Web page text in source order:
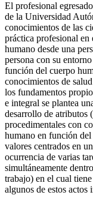
El profesional
de la Universidad
conocimientos de las
práctica profesional
humano desde una
persona con su
función del cuerpo
conocimientos de
los fundamentos
e integral se plantea
desarrollo de atributos
procedimentales con
humano en función
valores centrados en
ocurrencia de varias
simultáneamente
trabajo) en el cual
algunos de estos actos